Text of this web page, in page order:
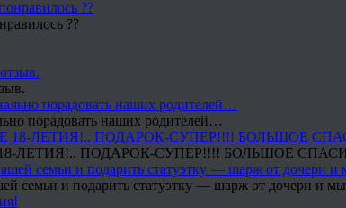
??
порадовать наших родителей…
ЛЕТИЯ!.. ПОДАРОК-СУПЕР!!!! БОЛЬШОЕ
семьи и подарить статуэтку — шарж от дочери и